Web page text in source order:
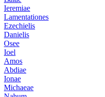
Ieremiae
Lamentationes
Ezechielis
Danielis
Osee
Ioel
Amos
Abdiae
Ionae
Michaeae